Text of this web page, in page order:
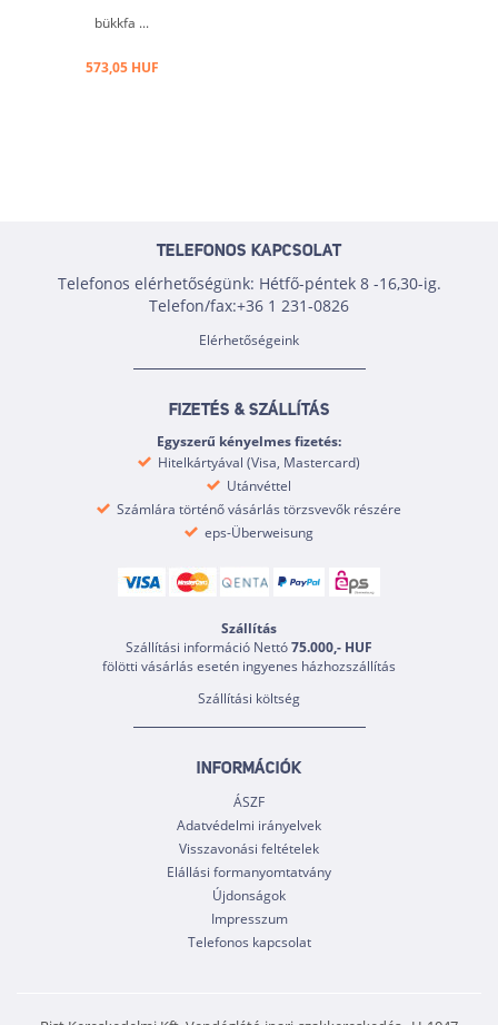
bükkfa ...
573,05 HUF
TELEFONOS KAPCSOLAT
Telefonos elérhetőségünk: Hétfő-péntek 8 -16,30-ig.
Telefon/fax:+36 1 231-0826
Elérhetőségeink
FIZETÉS & SZÁLLÍTÁS
Egyszerű kényelmes fizetés:
Hitelkártyával (Visa, Mastercard)
Utánvéttel
Számlára történő vásárlás törzsvevők részére
eps-Überweisung
Szállítás
Szállítási információ Nettó75.000,- HUF
fölötti vásárlás esetén ingyenes házhozszállítás
Szállítási költség
INFORMÁCIÓK
ÁSZF
Adatvédelmi irányelvek
Visszavonási feltételek
Elállási formanyomtatvány
Újdonságok
Impresszum
Telefonos kapcsolat